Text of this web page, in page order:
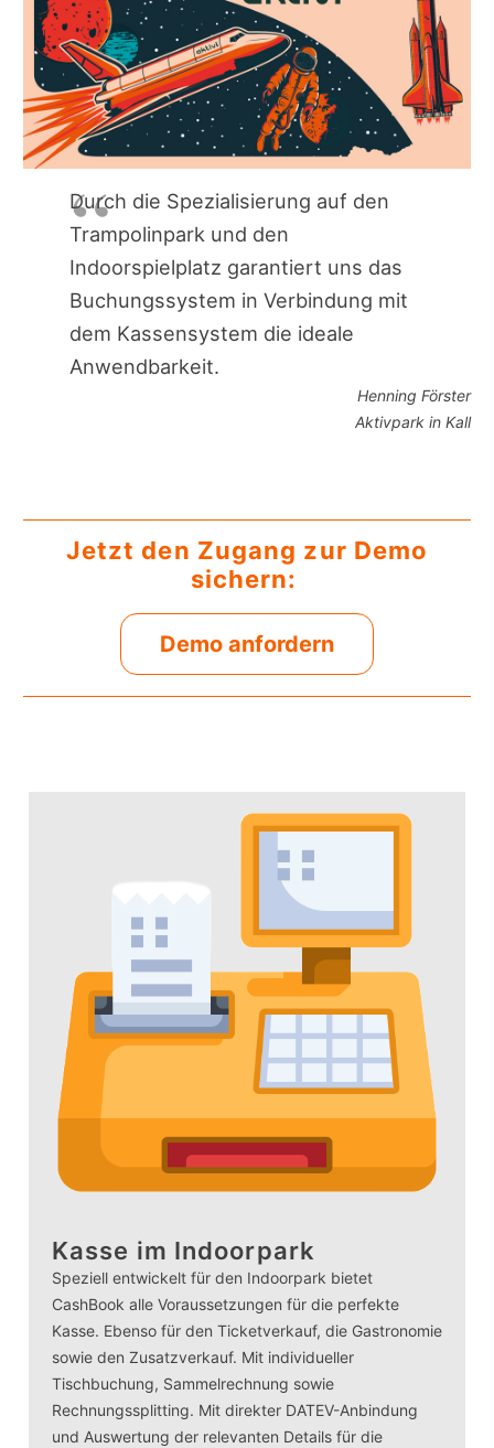
Durch die Spezialisierung auf den
Trampolinpark und den
Indoorspielplatz garantiert uns das
Buchungssystem in Verbindung mit
dem Kassensystem die ideale
Anwendbarkeit.
Henning Förster
Aktivpark in Kall
Jetzt den Zugang zur Demo
sichern:
Demo anfordern
Kasse im Indoorpark
Speziell entwickelt für den Indoorpark bietet
CashBook alle Voraussetzungen für die perfekte
Kasse. Ebenso für den Ticketverkauf, die Gastronomie
sowie den Zusatzverkauf. Mit individueller
Tischbuchung, Sammelrechnung sowie
Rechnungssplitting. Mit direkter DATEV-Anbindung
und Auswertung der relevanten Details für die